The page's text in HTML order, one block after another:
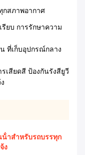
กสภาพอากาศ
ยบ การรักษาความ
ที่เก็บอุปกรณ์กลาง
เสียดสี ป้องกันรังสียูวี
น้ําสําหรับรถบรรทุก
ง